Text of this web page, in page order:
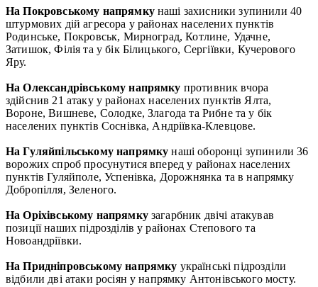
На Покровському напрямкунаші захисники зупинили 40
штурмових дій агресора у районах населених пунктів
Родинське, Покровськ, Мирноград, Котлине, Удачне,
Затишок, Філія та у бік Білицького, Сергіївки, Кучерового
Яру.
На Олександрівському напрямку противник вчора
здійснив 21 атаку у районах населених пунктів Ялта,
Вороне, Вишневе, Солодке, Злагода та Рибне та у бік
населених пунктів Соснівка, Андріївка-Клевцове.
На Гуляйпільському напрямку наші оборонці зупинили 36
ворожих спроб просунутися вперед у районах населених
пунктів Гуляйполе, Успенівка, Дорожнянка та в напрямку
Добропілля, Зеленого.
На Оріхівському напрямкузагарбник двічі атакував
позиції наших підрозділів у районах Степового та
Новоандріївки.
На Придніпровському напрямку українські підрозділи
відбили дві атаки росіян у напрямку Антонівського мосту.